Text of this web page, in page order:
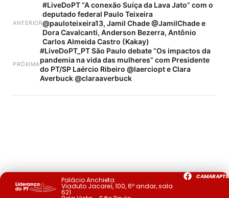
ANTERIOR
#LiveDoPT “A conexão Suíça da Lava Jato” com o
deputado federal Paulo Teixeira
@pauloteixeira13, Jamil Chade @JamilChade e
Dora Cavalcanti, Anderson Bezerra, Antônio
Carlos Almeida Castro (Kakay)
PRÓXIMA
#LiveDoPT_PT São Paulo debate “Os impactos da
pandemia na vida das mulheres” com Presidente
do PT/SP Laércio Ribeiro @laerciopt e Clara
Averbuck @claraaverbuck
Palácio Anchieta
Viaduto Jacareí, 100, 6º andar, sala
621